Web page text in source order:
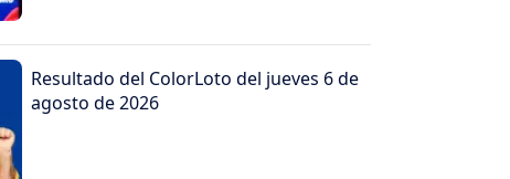
Resultado del ColorLoto del jueves 6 de
agosto de 2026